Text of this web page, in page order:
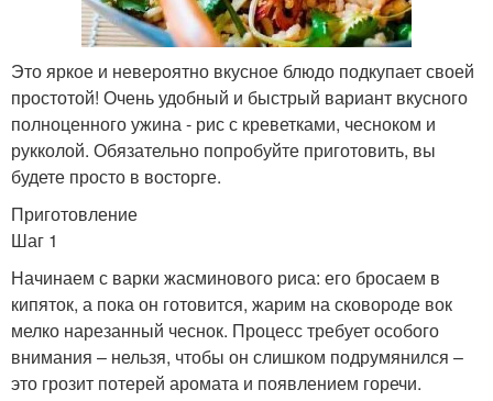
Это яркое и невероятно вкусное блюдо подкупает своей
простотой! Очень удобный и быстрый вариант вкусного
полноценного ужина - рис с креветками, чесноком и
рукколой. Обязательно попробуйте приготовить, вы
будете просто в восторге.
Приготовление
Шаг 1
Начинаем с варки жасминового риса: его бросаем в
кипяток, а пока он готовится, жарим на сковороде вок
мелко нарезанный чеснок. Процесс требует особого
внимания – нельзя, чтобы он слишком подрумянился –
это грозит потерей аромата и появлением горечи.